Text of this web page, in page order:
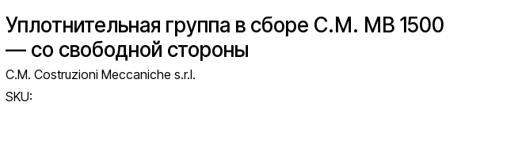
Уплотнительная группа в сборе C.M. MB 1500
— со свободной стороны
C.M. Costruzioni Meccaniche s.r.l.
SKU: